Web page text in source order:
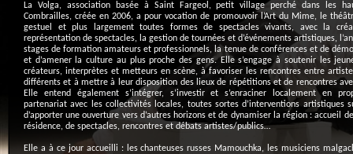
La Volga, association basée à Saint Fargeol, petit village perché dans les
Combrailles, créée en 2006, a pour vocation de promouvoir l’Art du Mime, le
gestuel et plus largement toutes formes de spectacles vivants, avec la
représentation de spectacles, la gestion de tournées et d’événements artistiques,
stages de formation amateurs et professionnels, la tenue de conférences et de
et d’amener la culture au plus proche des gens. Elle s’engage à soutenir les
créateurs, interprètes et metteurs en scène, à favoriser les rencontres entre
différents et à mettre à leur disposition des lieux de répétitions et de rencontres
Elle entend également s’intégrer, s’investir et s’enraciner localement en
partenariat avec les collectivités locales, toutes sortes d’interventions artistiques
d’apporter une ouverture vers d’autres horizons et de dynamiser la région : accueil
résidence, de spectacles, rencontres et débats artistes/publics…
Elle a à ce jour accueilli : les chanteuses russes Mamouchka, les musiciens